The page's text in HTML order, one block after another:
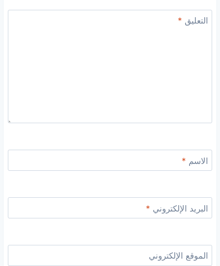
التعليق *
الاسم *
البريد الإلكتروني *
الموقع الإلكتروني